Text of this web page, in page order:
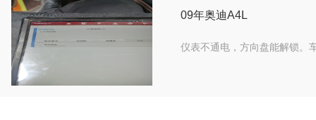
09年奥迪A4L
仪表不通电，方向盘能解锁。